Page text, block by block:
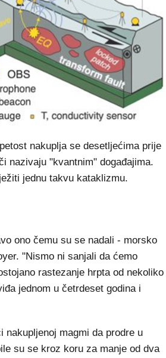
nakuplja se desetljećima prije
nazivaju "kvantnim" događajima.
jednu takvu kataklizmu.
ono čemu su se nadali - morsko
"Nismo ni sanjali da ćemo
rastezanje hrpta od nekoliko
jednom u četrdeset godina i
nakupljenoj magmi da prodre u
su se kroz koru za manje od dva